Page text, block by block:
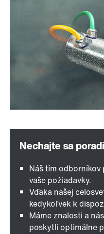
Náš tím odborníkov
vaše požiadavky.
Vďaka našej
kedykoľvek k
Máme znalosti a
poskytli optimálne